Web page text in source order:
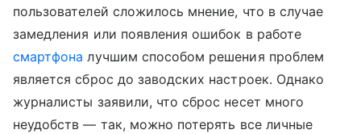
пользователей сложилось мнение, что в случае
замедления или появления ошибок в работе
смартфона лучшим способом решения проблем
является сброс до заводских настроек. Однако
журналисты заявили, что сброс несет много
неудобств — так, можно потерять все личные